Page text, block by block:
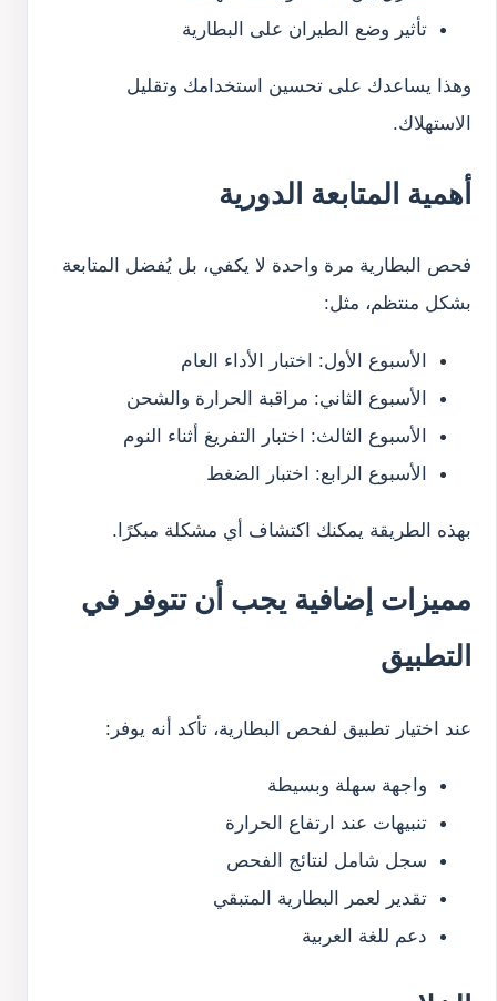
تأثير وضع الطيران على البطارية
وهذا يساعدك على تحسين استخدامك وتقليل
الاستهلاك.
أهمية المتابعة الدورية
فحص البطارية مرة واحدة لا يكفي، بل يُفضل المتابعة
بشكل منتظم، مثل:
الأسبوع الأول: اختبار الأداء العام
الأسبوع الثاني: مراقبة الحرارة والشحن
الأسبوع الثالث: اختبار التفريغ أثناء النوم
الأسبوع الرابع: اختبار الضغط
بهذه الطريقة يمكنك اكتشاف أي مشكلة مبكرًا.
مميزات إضافية يجب أن تتوفر في
التطبيق
عند اختيار تطبيق لفحص البطارية، تأكد أنه يوفر:
واجهة سهلة وبسيطة
تنبيهات عند ارتفاع الحرارة
سجل شامل لنتائج الفحص
تقدير لعمر البطارية المتبقي
دعم للغة العربية